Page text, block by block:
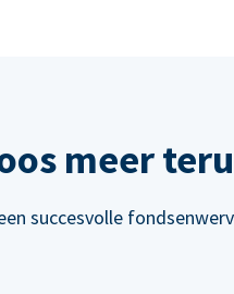
meer
succesvolle